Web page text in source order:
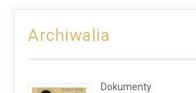
Archiwalia
Dokumenty